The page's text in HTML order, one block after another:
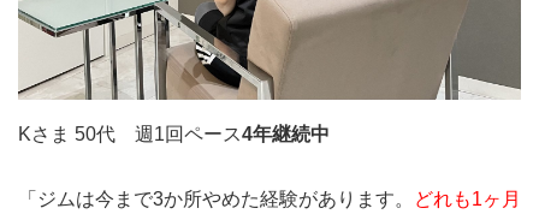
Kさま 50代 週1回ペース4年継続中
「ジムは今まで3か所やめた経験があります。
どれも1ヶ月